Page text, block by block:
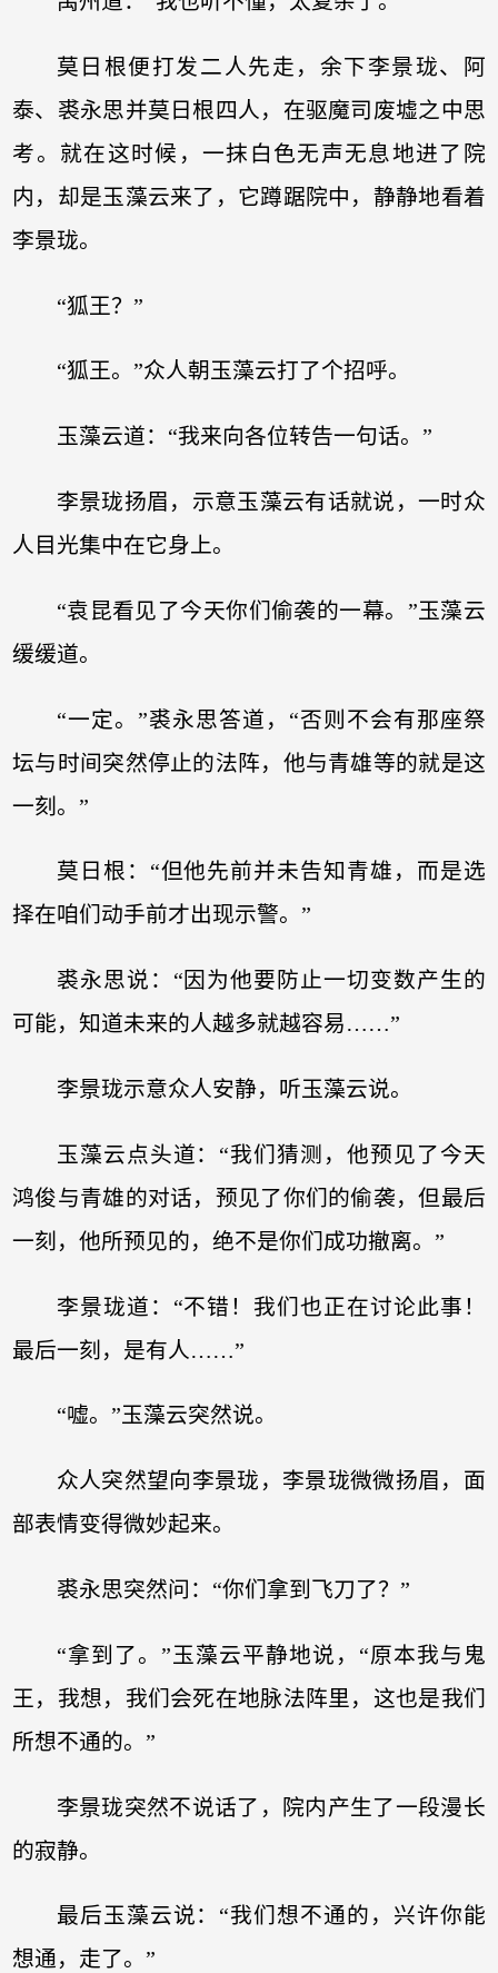
莫日根便打发二人先走，余下李景珑、阿
泰、裘永思并莫日根四人，在驱魔司废墟之中思
考。就在这时候，一抹白色无声无息地进了院
内，却是玉藻云来了，它蹲踞院中，静静地看着
李景珑。
“狐王？”
“狐王。”众人朝玉藻云打了个招呼。
玉藻云道：“我来向各位转告一句话。”
李景珑扬眉，示意玉藻云有话就说，一时众
人目光集中在它身上。
“袁昆看见了今天你们偷袭的一幕。”玉藻云
缓缓道。
“一定。”裘永思答道，“否则不会有那座祭
坛与时间突然停止的法阵，他与青雄等的就是这
一刻。”
莫日根：“但他先前并未告知青雄，而是选
择在咱们动手前才出现示警。”
裘永思说：“因为他要防止一切变数产生的
可能，知道未来的人越多就越容易……”
李景珑示意众人安静，听玉藻云说。
玉藻云点头道：“我们猜测，他预见了今天
鸿俊与青雄的对话，预见了你们的偷袭，但最后
一刻，他所预见的，绝不是你们成功撤离。”
李景珑道：“不错！我们也正在讨论此事！
最后一刻，是有人……”
“嘘。”玉藻云突然说。
众人突然望向李景珑，李景珑微微扬眉，面
部表情变得微妙起来。
裘永思突然问：“你们拿到飞刀了？”
“拿到了。”玉藻云平静地说，“原本我与鬼
王，我想，我们会死在地脉法阵里，这也是我们
所想不通的。”
李景珑突然不说话了，院内产生了一段漫长
的寂静。
最后玉藻云说：“我们想不通的，兴许你能
想通，走了。”